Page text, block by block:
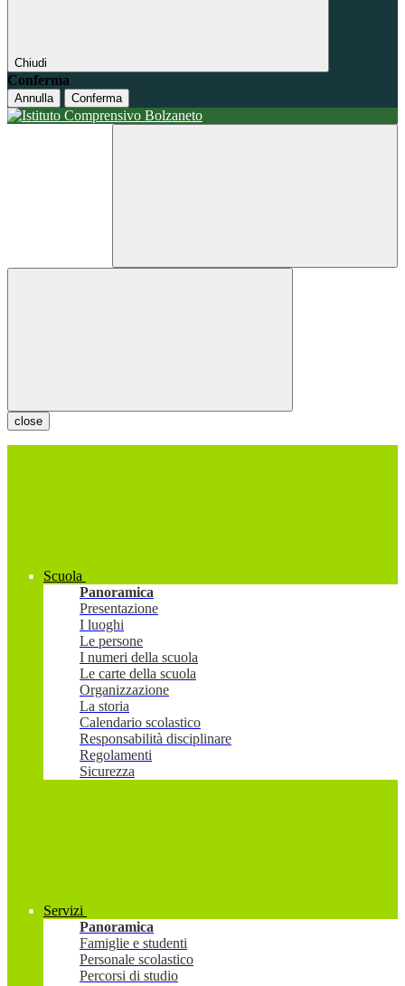
Chiudi
Conferma
Annulla Conferma
close
Scuola
Panoramica
Presentazione
I luoghi
Le persone
I numeri della scuola
Le carte della scuola
Organizzazione
La storia
Calendario scolastico
Responsabilità disciplinare
Regolamenti
Sicurezza
Servizi
Panoramica
Famiglie e studenti
Personale scolastico
Percorsi di studio